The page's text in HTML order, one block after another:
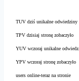
TUV dziś unikalne odwiedziny
TPV dzisiaj stronę zobaczyło
YUV wczoraj unikalne odwiedz.
YPV wczoraj stronę zobaczyło
users online-teraz na stronie